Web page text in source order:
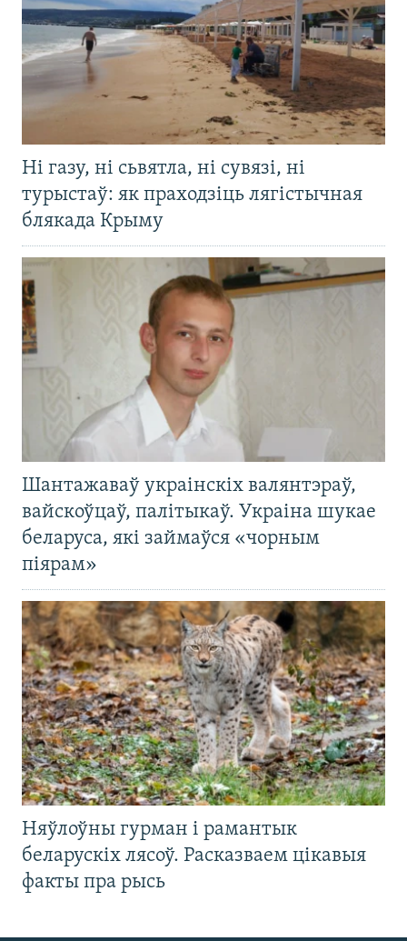
Ні газу, ні сьвятла, ні сувязі, ні
турыстаў: як праходзіць лягістычная
блякада Крыму
Шантажаваў украінскіх валянтэраў,
вайскоўцаў, палітыкаў. Украіна шукае
беларуса, які займаўся «чорным
піярам»
Няўлоўны гурман і рамантык
беларускіх лясоў. Расказваем цікавыя
факты пра рысь